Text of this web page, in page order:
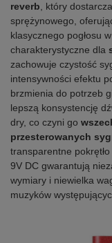
reverb, który
sprężynowego,
klasycznego pogłosu
charakterystyczne dla
zachowuje czystość
intensywności efektu
brzmienia do potrzeb
lepszą konsystencję
dry, co czyni go
przesterowanych
transparentne
9V DC gwarantują
wymiary i niewielka
muzyków